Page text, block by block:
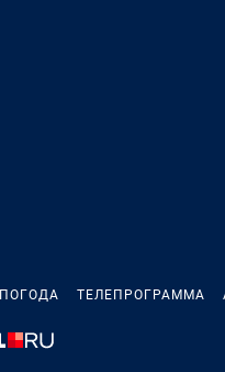
ПОГОДА ТЕЛЕПРОГРАММА